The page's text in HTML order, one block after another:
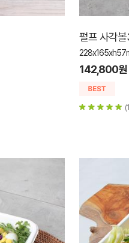
펄프 사각
142,800원